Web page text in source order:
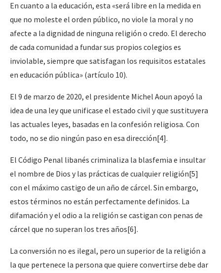
En cuanto a la educación, esta «será libre en la medida en
que no moleste el orden público, no viole la moral y no
afecte a la dignidad de ninguna religión o credo. El derecho
de cada comunidad a fundar sus propios colegios es
inviolable, siempre que satisfagan los requisitos estatales
en educación pública» (artículo 10).
El 9 de marzo de 2020, el presidente Michel Aoun apoyó la
idea de una ley que unificase el estado civil y que sustituyera
las actuales leyes, basadas en la confesión religiosa. Con
todo, no se dio ningún paso en esa dirección[4].
El Código Penal libanés criminaliza la blasfemia e insultar
el nombre de Dios y las prácticas de cualquier religión[5]
con el máximo castigo de un año de cárcel. Sin embargo,
estos términos no están perfectamente definidos. La
difamación y el odio a la religión se castigan con penas de
cárcel que no superan los tres años[6].
La conversión no es ilegal, pero un superior de la religión a
la que pertenece la persona que quiere convertirse debe dar